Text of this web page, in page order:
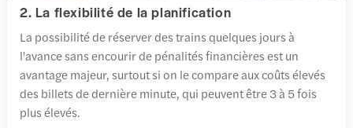
2. La flexibilité de la planification
La possibilité de réserver des trains quelques jours à
l'avance sans encourir de pénalités financières est un
avantage majeur, surtout si on le compare aux coûts élevés
des billets de dernière minute, qui peuvent être 3 à 5 fois
plus élevés.